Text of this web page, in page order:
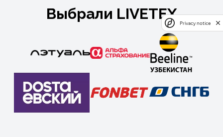
Выбрали LIVETEX
Privacy notice